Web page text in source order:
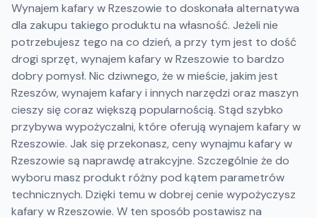
Wynajem kafary w Rzeszowie to doskonała alternatywa
dla zakupu takiego produktu na własność. Jeżeli nie
potrzebujesz tego na co dzień, a przy tym jest to dość
drogi sprzęt, wynajem kafary w Rzeszowie to bardzo
dobry pomysł. Nic dziwnego, że w mieście, jakim jest
Rzeszów, wynajem kafary i innych narzędzi oraz maszyn
cieszy się coraz większą popularnością. Stąd szybko
przybywa wypożyczalni, które oferują wynajem kafary w
Rzeszowie. Jak się przekonasz, ceny wynajmu kafary w
Rzeszowie są naprawdę atrakcyjne. Szczególnie że do
wyboru masz produkt różny pod kątem parametrów
technicznych. Dzięki temu w dobrej cenie wypożyczysz
kafary w Rzeszowie. W ten sposób postawisz na